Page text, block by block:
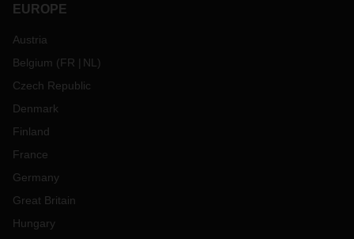
EUROPE
Austria
Belgium (FR NL )
Czech Republic
Denmark
Finland
France
Germany
Great Britain
Hungary